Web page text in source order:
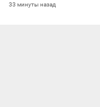
33 минуты назад